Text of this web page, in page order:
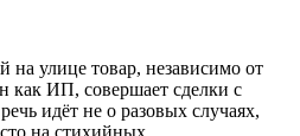
улице товар, независимо от
как ИП, совершает сделки с
идёт не о разовых случаях,
на стихийных